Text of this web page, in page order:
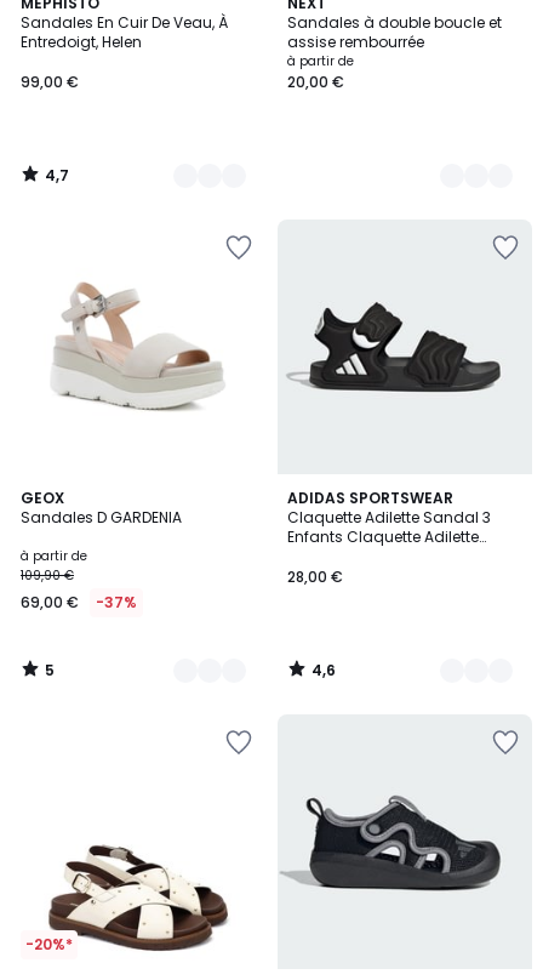
Sandales En Cuir De Veau, À
Entredoigt, Helen
99,00 €
/ 5
10
Couleurs
4,7
/
Sandales à double boucle et
assise rembourrée
à partir de
20,00 €
4
Couleurs
GEOX
Sandales D GARDENIA
à partir de
109,90 €
69,00 € -37%
5
/
2
Couleurs
5
/
ADIDAS SPORTSWEAR
Claquette Adilette Sandal 3
Enfants Claquette Adilette
28,00 €
4,6
/ 5
6
Couleurs
4,6
/
-20%*